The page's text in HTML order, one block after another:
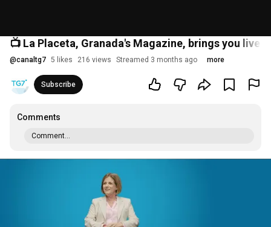
📺 La Placeta, Granada's Magazine, brings you live
@canaltg7 5 likes 216 views Streamed 3 months ago more
Subscribe
Comments
Comment...